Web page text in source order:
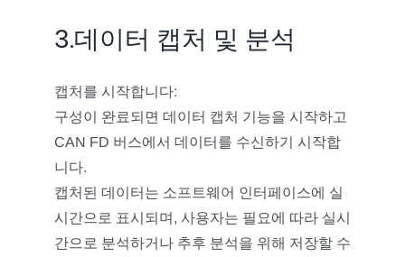
3.데이터 캡처 및 분석
캡처를 시작합니다:
구성이 완료되면 데이터 캡처 기능을 시작하고
CAN FD 버스에서 데이터를 수신하기 시작합
니다.
캡처된 데이터는 소프트웨어 인터페이스에 실
시간으로 표시되며, 사용자는 필요에 따라 실시
간으로 분석하거나 추후 분석을 위해 저장할 수